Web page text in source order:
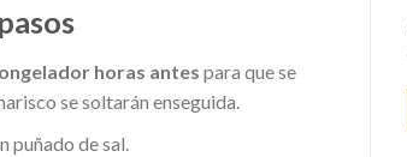
horas antes para que se
se soltarán enseguida.
puñado de sal.